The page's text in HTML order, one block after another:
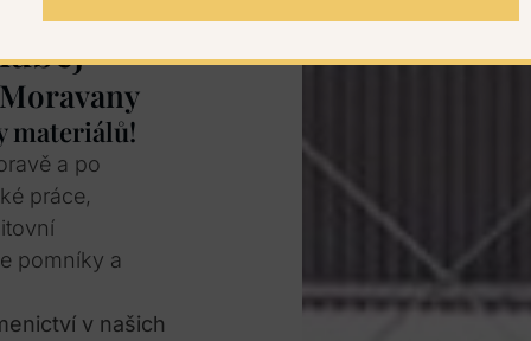
materiálů!
a po
práce,
pomníky a
v našich